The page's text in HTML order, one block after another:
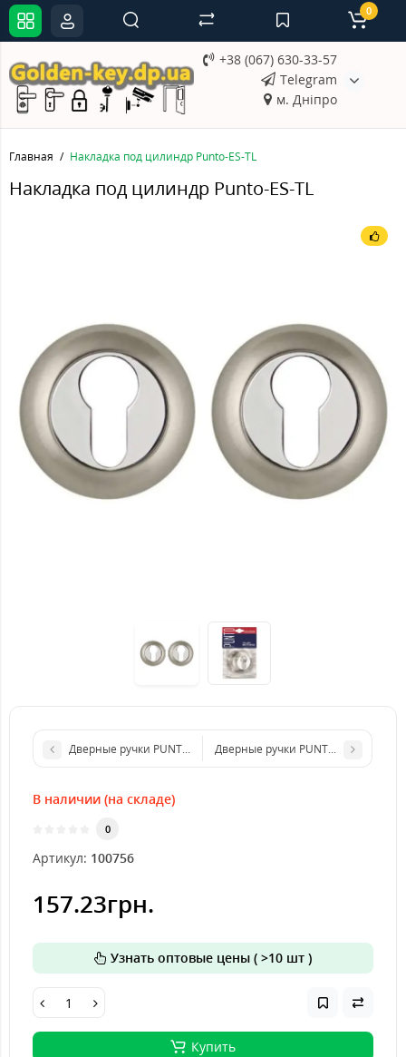
+38 (067) 630-33-57
Telegram
м. Дніпро
0
Главная Накладка под цилиндр Punto-ES-TL
Накладка под цилиндр Punto-ES-TL
Дверные ручки PUNTO ORION QR GR/CP-23Дверные ручки PUNTO RUMBA SN
В наличии (на складе)
0
Артикул: 100756
157.23грн.
Узнать оптовые цены ( >10 шт )
Купить